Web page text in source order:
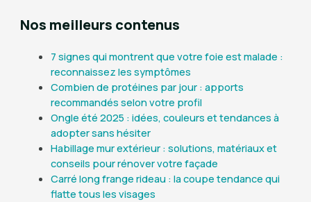
Nos meilleurs contenus
7 signes qui montrent que votre foie est malade :
reconnaissez les symptômes
Combien de protéines par jour : apports
recommandés selon votre profil
Ongle été 2025 : idées, couleurs et tendances à
adopter sans hésiter
Habillage mur extérieur : solutions, matériaux et
conseils pour rénover votre façade
Carré long frange rideau : la coupe tendance qui
flatte tous les visages